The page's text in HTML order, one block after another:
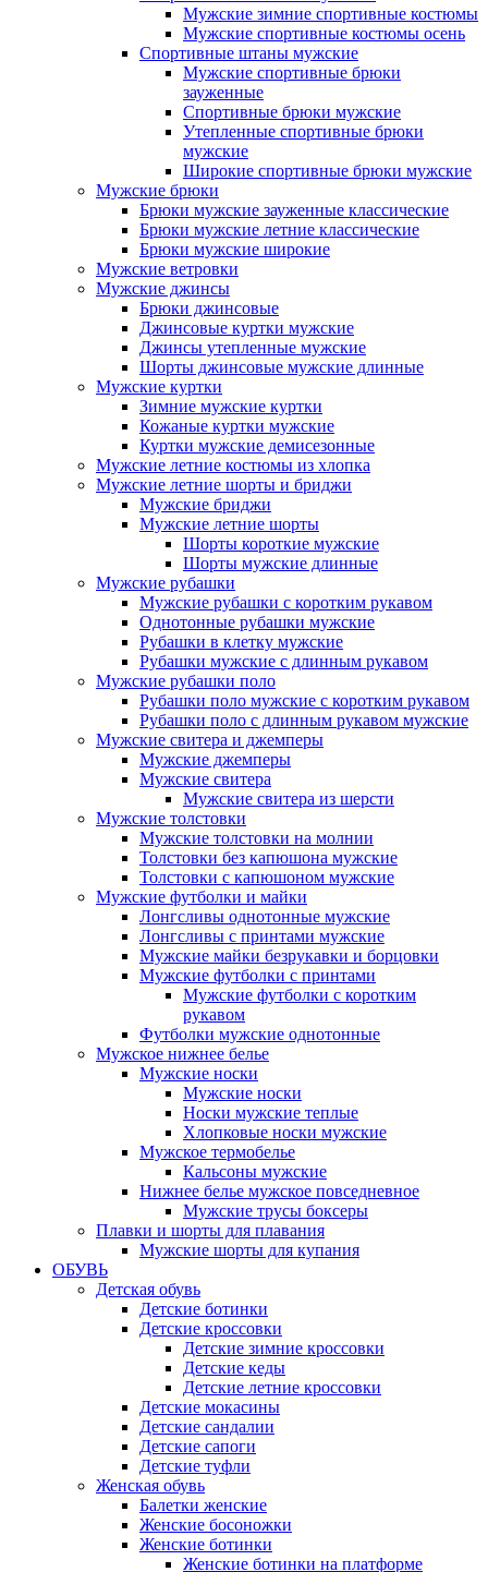
Мужские зимние спортивные костюмы
Мужские спортивные костюмы осень
Спортивные штаны мужские
Мужские спортивные брюки
зауженные
Спортивные брюки мужские
Утепленные спортивные брюки
мужские
Широкие спортивные брюки мужские
Мужские брюки
Брюки мужские зауженные классические
Брюки мужские летние классические
Брюки мужские широкие
Мужские ветровки
Мужские джинсы
Брюки джинсовые
Джинсовые куртки мужские
Джинсы утепленные мужские
Шорты джинсовые мужские длинные
Мужские куртки
Зимние мужские куртки
Кожаные куртки мужские
Куртки мужские демисезонные
Мужские летние костюмы из хлопка
Мужские летние шорты и бриджи
Мужские бриджи
Мужские летние шорты
Шорты короткие мужские
Шорты мужские длинные
Мужские рубашки
Мужские рубашки с коротким рукавом
Однотонные рубашки мужские
Рубашки в клетку мужские
Рубашки мужские с длинным рукавом
Мужские рубашки поло
Рубашки поло мужские с коротким рукавом
Рубашки поло с длинным рукавом мужские
Мужские свитера и джемперы
Мужские джемперы
Мужские свитера
Мужские свитера из шерсти
Мужские толстовки
Мужские толстовки на молнии
Толстовки без капюшона мужские
Толстовки с капюшоном мужские
Мужские футболки и майки
Лонгсливы однотонные мужские
Лонгсливы с принтами мужские
Мужские майки безрукавки и борцовки
Мужские футболки с принтами
Мужские футболки с коротким
рукавом
Футболки мужские однотонные
Мужское нижнее белье
Мужские носки
Мужские носки
Носки мужские теплые
Хлопковые носки мужские
Мужское термобелье
Кальсоны мужские
Нижнее белье мужское повседневное
Мужские трусы боксеры
Плавки и шорты для плавания
Мужские шорты для купания
ОБУВЬ
Детская обувь
Детские ботинки
Детские кроссовки
Детские зимние кроссовки
Детские кеды
Детские летние кроссовки
Детские мокасины
Детские сандалии
Детские сапоги
Детские туфли
Женская обувь
Балетки женские
Женские босоножки
Женские ботинки
Женские ботинки на платформе